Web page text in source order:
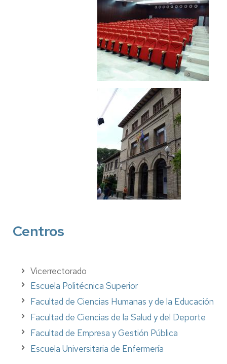
Centros
Vicerrectorado
Escuela Politécnica Superior
Facultad de Ciencias Humanas y de la Educación
Facultad de Ciencias de la Salud y del Deporte
Facultad de Empresa y Gestión Pública
Escuela Universitaria de Enfermería